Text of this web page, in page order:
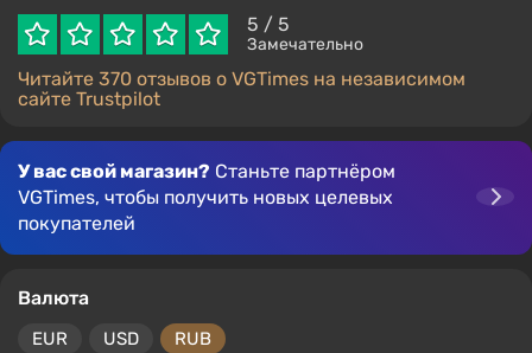
5 / 5
Замечательно
Читайте 370 отзывов о VGTimes на независимом
сайте Trustpilot
У вас свой магазин? Станьте партнёром
VGTimes, чтобы получить новых целевых
покупателей
Валюта
EUR USD RUB